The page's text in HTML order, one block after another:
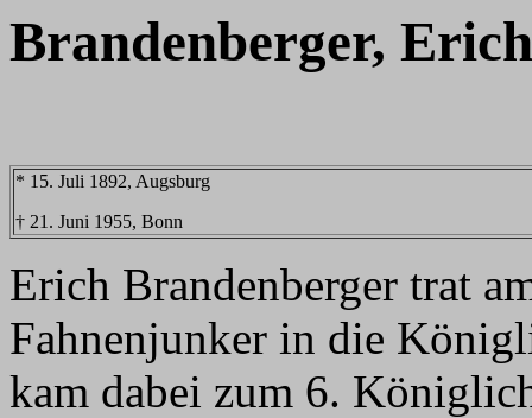
Brandenberger, Erich
* 15. Juli 1892, Augsburg
† 21. Juni 1955, Bonn
Erich Brandenberger trat
Fahnenjunker in die
kam dabei zum 6.